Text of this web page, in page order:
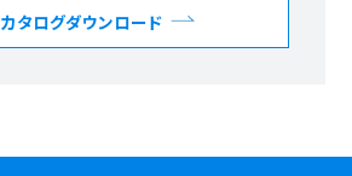
カタログダウンロード